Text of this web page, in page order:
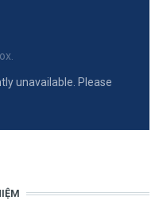
unavailable. Please